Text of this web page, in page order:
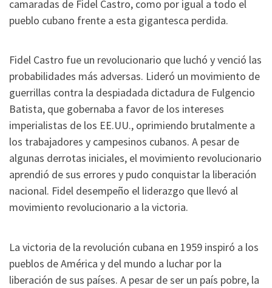
camaradas de Fidel Castro, como por igual a todo el
pueblo cubano frente a esta gigantesca perdida.
Fidel Castro fue un revolucionario que luchó y venció las
probabilidades más adversas. Lideró un movimiento de
guerrillas contra la despiadada dictadura de Fulgencio
Batista, que gobernaba a favor de los intereses
imperialistas de los EE.UU., oprimiendo brutalmente a
los trabajadores y campesinos cubanos. A pesar de
algunas derrotas iniciales, el movimiento revolucionario
aprendió de sus errores y pudo conquistar la liberación
nacional. Fidel desempeño el liderazgo que llevó al
movimiento revolucionario a la victoria.
La victoria de la revolución cubana en 1959 inspiró a los
pueblos de América y del mundo a luchar por la
liberación de sus países. A pesar de ser un país pobre, la